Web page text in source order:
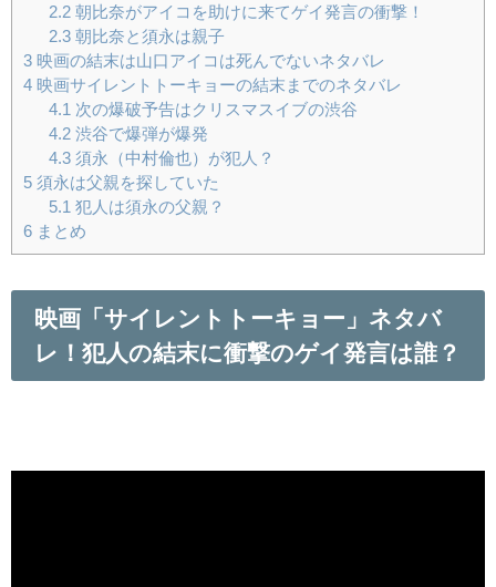
2.2朝比奈がアイコを助けに来てゲイ発言の衝撃！
2.3朝比奈と須永は親子
3 映画の結末は山口アイコは死んでないネタバレ
4 映画サイレントトーキョーの結末までのネタバレ
4.1 次の爆破予告はクリスマスイブの渋谷
4.2渋谷で爆弾が爆発
4.3須永（中村倫也）が犯人？
5 須永は父親を探していた
5.1 犯人は須永の父親？
6 まとめ
映画「サイレントトーキョー」ネタバ
レ！犯人の結末に衝撃のゲイ発言は誰？